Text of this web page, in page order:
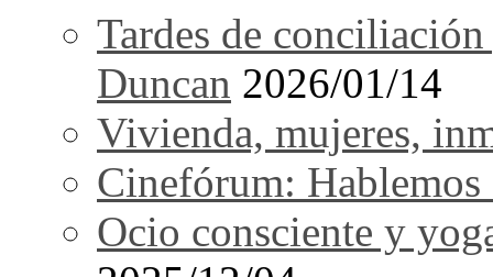
Tardes de
Duncan 2026/01/14
Vivienda, mujeres,
Cinefórum:
Ocio consciente y